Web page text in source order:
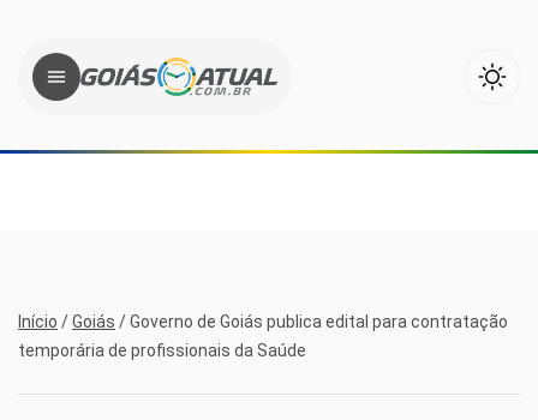
Início /Goiás /Governo de Goiás publica edital para contratação
temporária de profissionais da Saúde